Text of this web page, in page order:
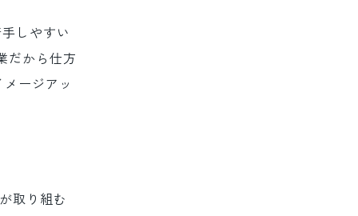
しやすい
だから仕方
メージアッ
取り組む